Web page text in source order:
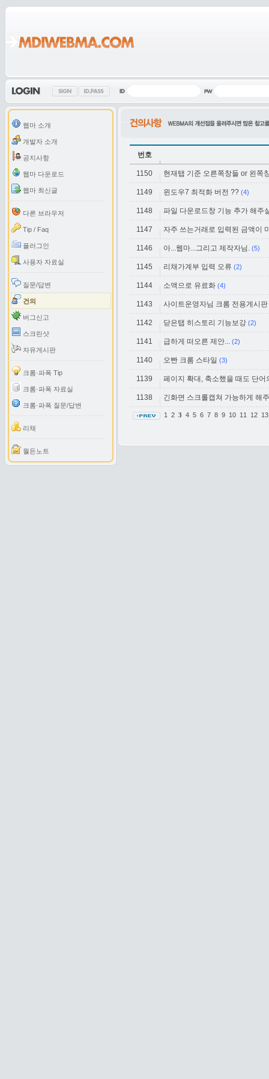
웹마 소개
개발자 소개
공지사항
웹마 다운로드
웹마 최신글
다른 브라우저
Tip / Faq
플러그인
사용자 자료실
질문/답변
건의
버그신고
스크린샷
자유게시판
크롬·파폭 Tip
크롬·파폭 자료실
크롬·파폭 질문/답변
리채
월든노트
번호
1150 현재탭 기준 오른쪽창들 or 왼쪽
1149 윈도우7 최적화 버전 ?? (4)
1148 파일 다운로드창 기능 추가 해주
1147 자주 쓰는거래로 입력된 금액이
1146 아...웹마...그리고 제작자님. (5)
1145 리채가계부 입력 오류 (2)
1144 소액으로 유료화 (4)
1143 사이트운영자님 크롬 전용게시
1142 닫은탭 히스토리 기능보강 (2)
1141 급하게 떠오른 제안... (2)
1140 오빤 크롬 스타일 (3)
1139 페이지 확대, 축소했을 때도 단
1138 긴화면 스크롤캡쳐 가능하게 해
1 2 3 4 5 6 7 8 9 10 11 12